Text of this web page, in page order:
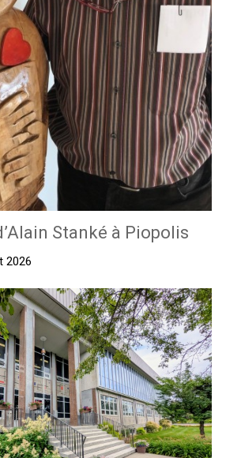
Stanké à Piopolis
2026